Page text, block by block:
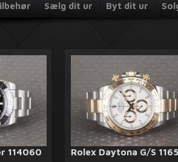
Sælg dit ur Byt dit ur
114060
Rolex Daytona G/S